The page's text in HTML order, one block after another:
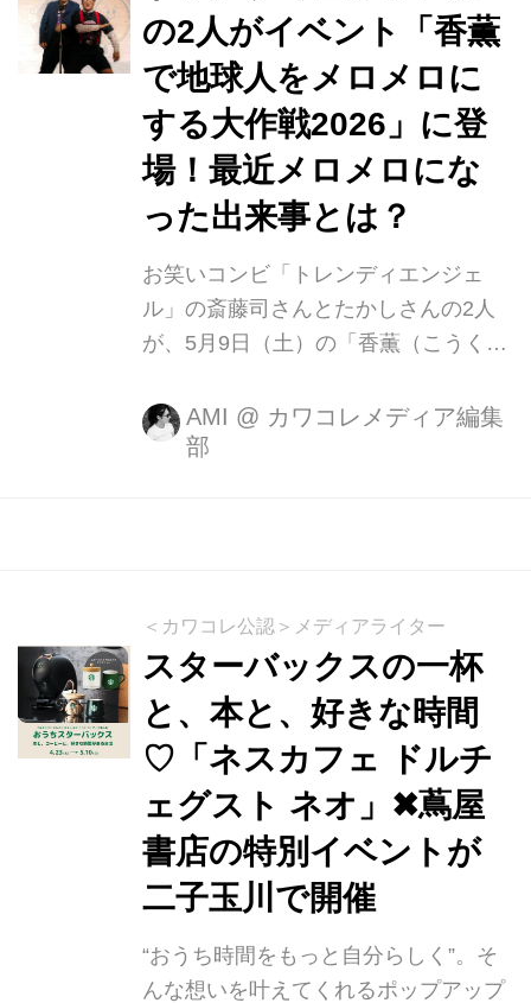
の2人がイベント「香薫
で地球人をメロメロに
する大作戦2026」に登
場！最近メロメロにな
った出来事とは？
お笑いコンビ「トレンディエンジェ
ル」の斎藤司さんとたかしさんの2人
が、5月9日（土）の「香薫（こうく
薫で地球人をメロメロにする大作戦
2026」に登場。プリマハムのウインナ
ロメロにする大作戦2026 今回プリマ
ハムが開催したイベント「香薫で地球
人をメロメロにする大作戦2026」は、
日頃ウインナーの香薫を購入している
方や、プリマハムのキャラクター「ソ
ップリン」のファンの方などを招待し
て行われました。 トレンディエンジェ
ル...
AMI @ カワコレメディア編集
部
＜カワコレ公認＞メディアライター
スターバックスの一杯
と、本と、好きな時間
♡「ネスカフェ ドルチ
ェグスト ネオ」✖蔦屋
書店の特別イベントが
二子玉川で開催
“おうち時間をもっと自分らしく”。そ
んな想いを叶えてくれるポップアップ